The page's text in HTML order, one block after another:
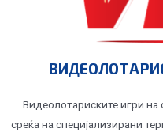
Видеолотариските игри на
среќа на специјализирани